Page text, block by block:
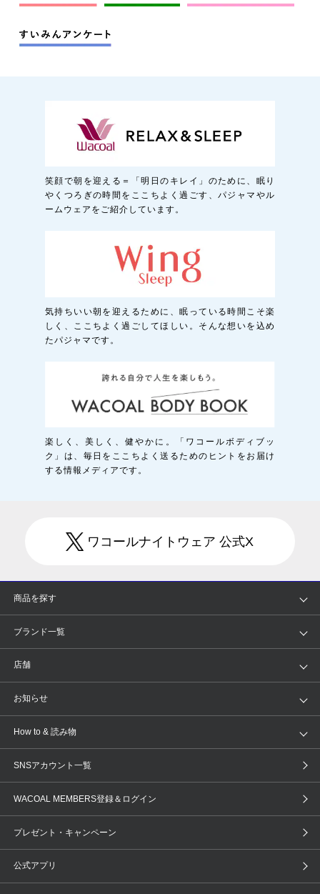
笑顔で朝を迎える＝「明日のキレイ」のために、眠り
やくつろぎの時間をここちよく過ごす、パジャマやル
ームウェアをご紹介しています。
気持ちいい朝を迎えるために、眠っている時間こそ楽
しく、ここちよく過ごしてほしい。そんな想いを込め
たパジャマです。
楽しく、美しく、健やかに。「ワコールボディブッ
ク」は、毎日をここちよく送るためのヒントをお届け
する情報メディアです。
ワコールナイトウェア 公式X
商品を探す
アイテム
トピックス
ブランド一覧
WACOAL
AMPHI une nana cool
OUR WACOAL
WACOAL Remamma
Licensed Brands
店舗
店舗を探す
ブラ無料診断
3Dボディスキャン
お知らせ
新着情報
商品回収
ニュース＆トピックス
How to & 読み物
下着の基礎知識
ブラパン ワコールスタイル
大人の工場見学inベトナム 人間科学研究開発センター見学
SNSアカウント一覧
WACOAL MEMBERS登録＆ログイン
プレゼント・キャンペーン
公式アプリ